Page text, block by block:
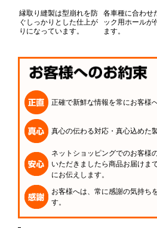
縁取り縫製は型崩れを防
ぐしっかりとした仕上が
りになっています。
各車種に合わせ
ック用ホールが
ます。
正確で新鮮な情報を常にお客様
真心の伝わる対応・真心込めた
ネットショッピングでのお客様
いただきましたら商品お届けま
にお伝えします。
お客様へは、常に感謝の気持ち
す。